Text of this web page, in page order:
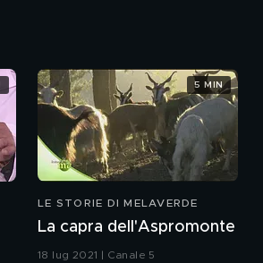
LE STORIE DI MELAVERDE
La capra dell'Aspromonte
18 lug 2021 | Canale 5
5 MIN